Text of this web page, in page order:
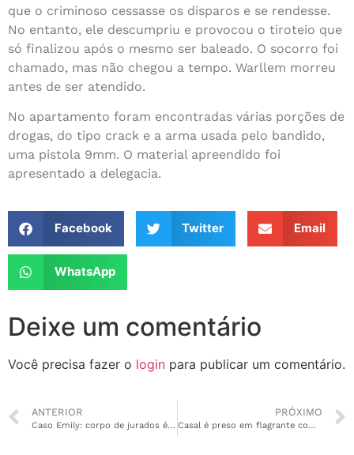
que o criminoso cessasse os disparos e se rendesse.
No entanto, ele descumpriu e provocou o tiroteio que
só finalizou após o mesmo ser baleado. O socorro foi
chamado, mas não chegou a tempo. Warllem morreu
antes de ser atendido.
No apartamento foram encontradas várias porções de
drogas, do tipo crack e a arma usada pelo bandido,
uma pistola 9mm. O material apreendido foi
apresentado a delegacia.
Facebook Twitter Email
WhatsApp
Deixe um comentário
Você precisa fazer o login para publicar um comentário.
ANTERIOR
Caso Emily: corpo de jurados é formado apenas por homens
PRÓXIMO
Casal é preso em flagrante com armas, drogas e munição em base do crime na Zona Sul